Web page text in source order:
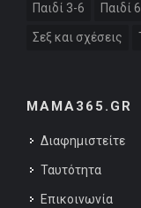
Παιδί 3-6 Παιδί
Σεξ και σχέσεις
MAMA365.GR
Διαφημιστείτε
Ταυτότητα
Επικοινωνία